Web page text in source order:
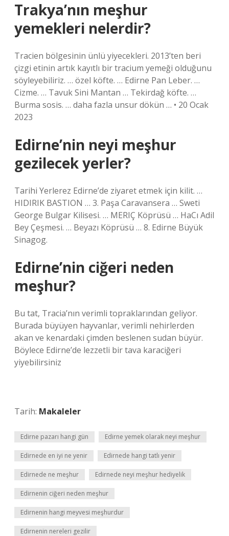
Trakya’nın meşhur
yemekleri nelerdir?
Tracien bölgesinin ünlü yiyecekleri. 2013’ten beri
çizgi etinin artık kayıtlı bir tracium yemeği olduğunu
söyleyebiliriz. … özel köfte. … Edirne Pan Leber. …
Cizme. … Tavuk Sini Mantan … Tekirdağ köfte. …
Burma sosis. … daha fazla unsur dökün … • 20 Ocak
2023
Edirne’nin neyi meşhur
gezilecek yerler?
Tarihi Yerlerez Edirne’de ziyaret etmek için kilit. …
HIDIRIK BASTION … 3. Paşa Caravansera … Sweti
George Bulgar Kilisesi. … MERIÇ Köprüsü … HaCı Adil
Bey Çeşmesi. … Beyazı Köprüsü … 8. Edirne Büyük
Sinagog.
Edirne’nin ciğeri neden
meşhur?
Bu tat, Tracia’nın verimli topraklarından geliyor.
Burada büyüyen hayvanlar, verimli nehirlerden
akan ve kenardaki çimden beslenen sudan büyür.
Böylece Edirne’de lezzetli bir tava karaciğeri
yiyebilirsiniz
Tarih: Makaleler
Edirne pazarı hangi gün Edirne yemek olarak neyi meşhur
Edirnede en iyi ne yenir Edirnede hangi tatlı yenir
Edirnede ne meşhur Edirnede neyi meşhur hediyelik
Edirnenin ciğeri neden meşhur
Edirnenin hangi meyvesi meşhurdur
Edirnenin nereleri gezilir